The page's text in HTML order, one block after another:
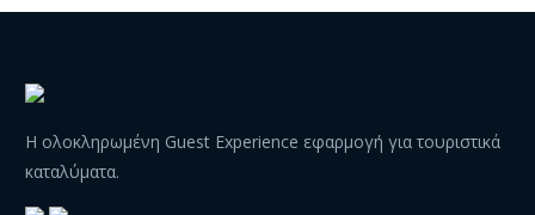
Η ολοκληρωμένη Guest Experience εφαρμογή για τουριστικά
καταλύματα.